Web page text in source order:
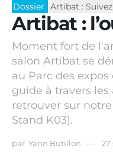
Dossier Artibat :
Artibat :
Moment fort de
salon Artibat se
au Parc des expos
guide à travers les
retrouver sur
Stand K03).
par Yann Butillon 27